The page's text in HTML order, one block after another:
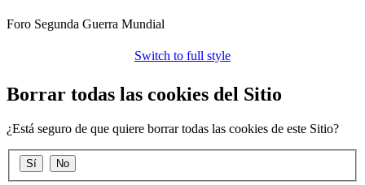
Foro Segunda Guerra Mundial
Switch to full style
Borrar todas las cookies del Sitio
¿Está seguro de que quiere borrar todas las cookies de este Sitio?